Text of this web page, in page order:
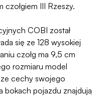
czołgiem III Rzeszy.
COBI został
się ze 128 wysokiej
czołg ma 9,5 cm
rozmiaru model
cechy swojego
pojazdu znajdują